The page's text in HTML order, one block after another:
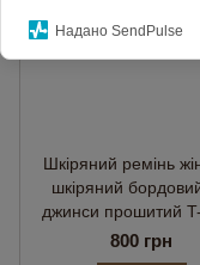
Надано SendPulse
Шкіряний ремінь
шкіряний
джинси прошитий
800 грн